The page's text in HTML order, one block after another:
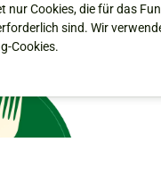
nur Cookies, die für das
sind. Wir
Cookies.